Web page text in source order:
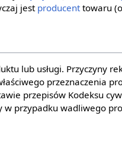
jest producent towaru
lub usługi. Przyczyny
przeznaczenia
przepisów Kodeksu
przypadku wadliwego